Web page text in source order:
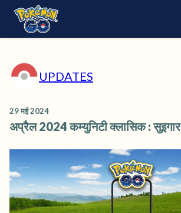
UPDATES
29 मई 2024
अप्रैल 2024 कम्युनिटी क्लासिक : सुइगार